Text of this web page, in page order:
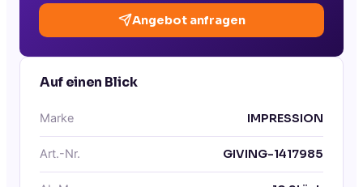
Angebot anfragen
Auf einen Blick
Marke IMPRESSION
Art.-Nr. GIVING-1417985